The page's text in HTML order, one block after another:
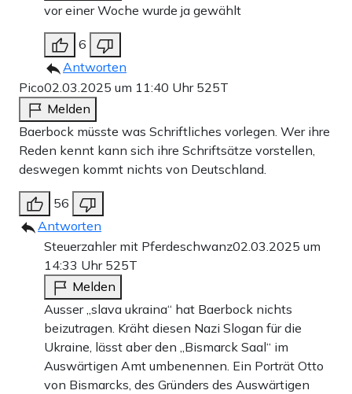
vor einer Woche wurde ja gewählt
6
Antworten
Pico02.03.2025 um 11:40 Uhr 525T
Melden
Baerbock müsste was Schriftliches vorlegen. Wer ihre
Reden kennt kann sich ihre Schriftsätze vorstellen,
deswegen kommt nichts von Deutschland.
56
Antworten
Steuerzahler mit Pferdeschwanz02.03.2025 um
14:33 Uhr 525T
Melden
Ausser „slava ukraina“ hat Baerbock nichts
beizutragen. Kräht diesen Nazi Slogan für die
Ukraine, lässt aber den „Bismarck Saal“ im
Auswärtigen Amt umbenennen. Ein Porträt Otto
von Bismarcks, des Gründers des Auswärtigen